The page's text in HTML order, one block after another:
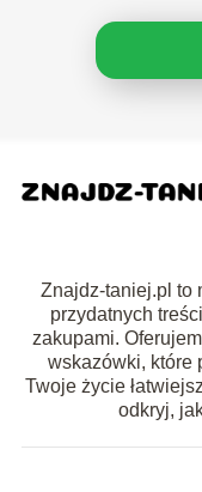
Znajdz-taniej.pl to
przydatnych
zakupami.
wskazówki, które
Twoje życie
odkryj,